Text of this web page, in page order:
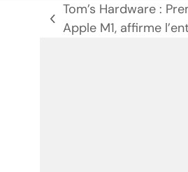
poste
Tom’s Hardware :
Apple M1, affirme